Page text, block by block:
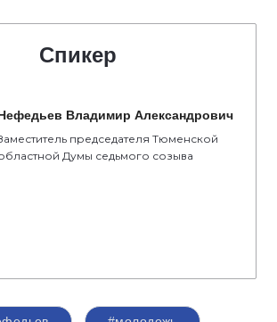
Спикер
Владимир Александрович
председателя Тюменской
Думы седьмого созыва